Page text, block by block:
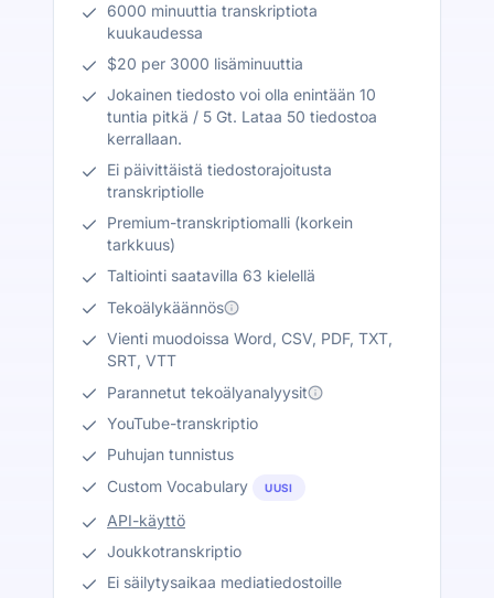
6000 minuuttia transkriptiota
kuukaudessa
$20 per 3000 lisäminuuttia
Jokainen tiedosto voi olla enintään 10
tuntia pitkä / 5 Gt. Lataa 50 tiedostoa
kerrallaan.
Ei päivittäistä tiedostorajoitusta
transkriptiolle
Premium-transkriptiomalli (korkein
tarkkuus)
Taltiointi saatavilla 63 kielellä
Tekoälykäännös
Vienti muodoissa Word, CSV, PDF, TXT,
SRT, VTT
Parannetut tekoälyanalyysit
YouTube-transkriptio
Puhujan tunnistus
Custom Vocabulary
UUSI
API-käyttö
Joukkotranskriptio
Ei säilytysaikaa mediatiedostoille